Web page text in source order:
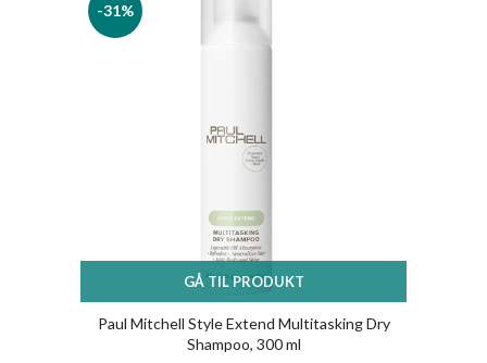
-31%
GÅ TIL PRODUKT
Paul Mitchell Style Extend Multitasking Dry
Shampoo, 300 ml